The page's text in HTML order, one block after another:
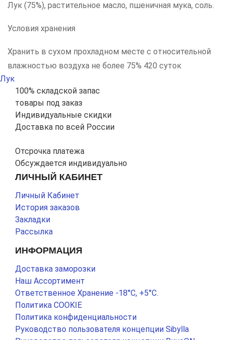
Лук (75%), растительное масло, пшеничная мука, соль.
Условия хранения
Хранить в сухом прохладном месте с относительной
влажностью воздуха не более 75% 420 суток
Лук
100% складской запас
товары под заказ
Индивидуальные скидки
Доставка по всей России
Отсрочка платежа
Обсуждается индивидуально
ЛИЧНЫЙ КАБИНЕТ
Личный Кабинет
История заказов
Закладки
Рассылка
ИНФОРМАЦИЯ
Доставка заморозки
Наш Ассортимент
Ответственное Хранение -18°С, +5°С.
Политика COOKIE
Политика конфиденциальности
Руководство пользователя концепции Sibylla